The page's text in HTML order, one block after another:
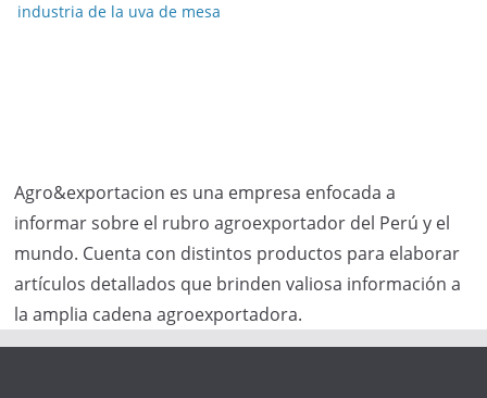
industria de la uva de mesa
Agro&exportacion es una empresa enfocada a
informar sobre el rubro agroexportador del Perú y el
mundo. Cuenta con distintos productos para elaborar
artículos detallados que brinden valiosa información a
la amplia cadena agroexportadora.